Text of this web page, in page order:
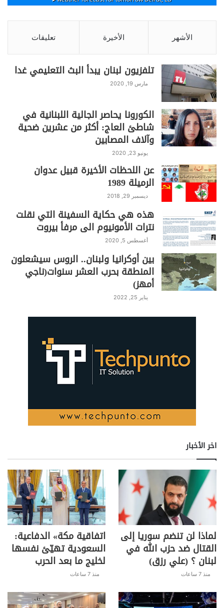
الأشهر الأخيرة تعليقات
تلفزيون لبنان يبدأ البث التعليمي غدا
مارس 19, 2020
الكورونا يحاصر الجالية اللبنانية في
شاطئ العاج: أكثر من عشرين ضحية
وآلاف المصابين
يونيو 23, 2020
عن اللحظات الأخيرة قبيل عدوان
الرميلة 1989
ديسمبر 29, 2018
هذه هي حكاية السفينة التي نقلت
نترات الأمونيوم الى مرفأ بيروت
أغسطس 5, 2020
بين أوكرانيا ولبنان.. الروس سيشعلون
المنطقة بحرب العشر سنوات(ناجي
أمهز)
يناير 25, 2022
اخر الأخبار
لماذا لن تنضم سوريا إلى
القتال ضد حزب الله في
لبنان ؟ (علي رزق)
منذ 7 ساعات
اتفاقية مكة» الدفاعية:
السعودية تهيّئ نفسها
لخليج ما بعد الحرب
منذ 7 ساعات